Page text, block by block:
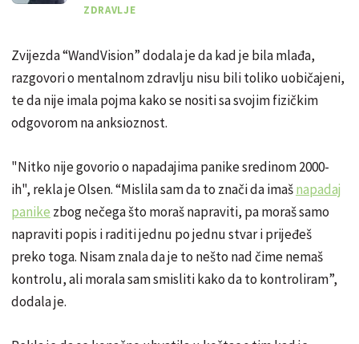
ZDRAVLJE
Zvijezda “WandVision” dodala je da kad je bila mlađa,
razgovori o mentalnom zdravlju nisu bili toliko uobičajeni,
te da nije imala pojma kako se nositi sa svojim fizičkim
odgovorom na anksioznost.
"Nitko nije govorio o napadajima panike sredinom 2000-
ih", rekla je Olsen. “Mislila sam da to znači da imašnapadaj
panike zbog nečega što moraš napraviti, pa moraš samo
napraviti popis i raditi jednu po jednu stvar i prijeđeš
preko toga. Nisam znala da je to nešto nad čime nemaš
kontrolu, ali morala sam smisliti kako da to kontroliram”,
dodala je.